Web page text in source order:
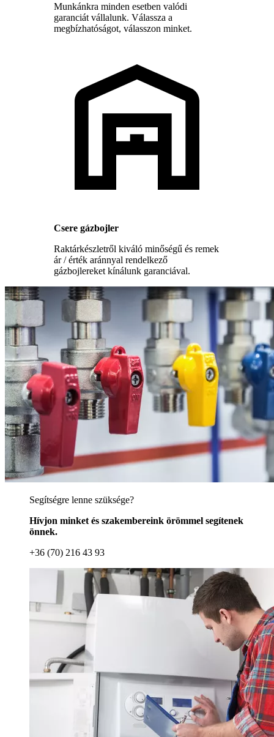
Munkánkra minden esetben valódi
garanciát vállalunk. Válassza a
megbízhatóságot, válasszon minket.
Csere gázbojler
Raktárkészletről kiváló minőségű és remek
ár / érték aránnyal rendelkező
gázbojlereket kínálunk garanciával.
Segítségre lenne szüksége?
Hívjon minket és szakembereink örömmel segítenek
önnek.
+36 (70) 216 43 93